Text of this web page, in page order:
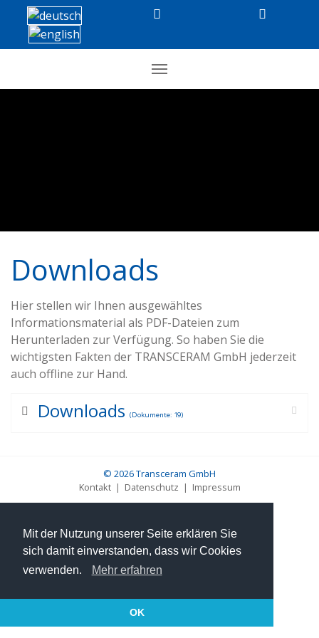
Mit der Nutzung unserer Seite erklären Sie
sich damit einverstanden, dass wir Cookies
verwenden.
Mehr erfahren
OK
Downloads
Hier stellen wir Ihnen ausgewähltes
Informationsmaterial als PDF-Dateien zum
Herunterladen zur Verfügung. So haben Sie die
wichtigsten Fakten der TRANSCERAM GmbH jederzeit
auch offline zur Hand.
Downloads(Dokumente: 19)
© 2026Transceram GmbH
Kontakt| Datenschutz | Impressum